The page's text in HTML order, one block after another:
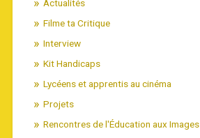
Actualités
Filme ta Critique
Interview
Kit Handicaps
Lycéens et apprentis au cinéma
Projets
Rencontres de l'Éducation aux Images